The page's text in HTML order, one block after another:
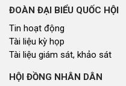
ĐOÀN ĐẠI BIỂU QUỐC HỘI
Tin hoạt động
Tài liệu kỳ họp
Tài liệu giám sát, khảo sát
HỘI ĐỒNG NHÂN DÂN